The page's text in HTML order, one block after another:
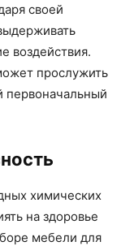
своей
воздействия.
прослужить
первоначальный
химических
на здоровье
мебели для